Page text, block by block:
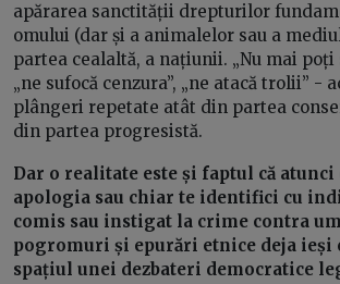
apărarea sanctității drepturilor
omului (dar și a animalelor sau a
partea cealaltă, a națiunii. „Nu mai poți
„ne sufocă cenzura”, „ne atacă trolii” -
plângeri repetate atât din partea
din partea progresistă.
Dar o realitate este și faptul că atunci
apologia sau chiar te identifici cu
comis sau instigat la crime contra
pogromuri și epurări etnice deja ieși
spațiul unei dezbateri democratice